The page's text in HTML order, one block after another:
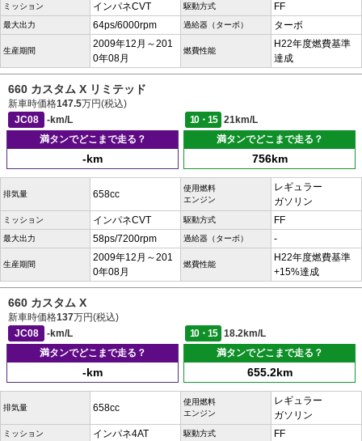
ミッション インパネCVT 駆動方式 FF
最大出力 64ps/6000rpm 過給器（ターボ） ターボ
生産期間
2009年12月～201
0年08月
燃費性能
H22年度燃費基準
達成
660 カスタム X リミテッド
新車時価格147.5万円(税込)
JC08
-km/L 10・15
21km/L
満タンでどこまで走る？
-km
満タンでどこまで走る？
756km
排気量 658cc
使用燃料
エンジン
レギュラー
ガソリン
ミッション インパネCVT 駆動方式 FF
最大出力 58ps/7200rpm 過給器（ターボ） -
生産期間
2009年12月～201
0年08月
燃費性能
H22年度燃費基準
+15%達成
660 カスタム X
新車時価格137万円(税込)
JC08
-km/L 10・15
18.2km/L
満タンでどこまで走る？
-km
満タンでどこまで走る？
655.2km
排気量 658cc
使用燃料
エンジン
レギュラー
ガソリン
ミッション インパネ4AT 駆動方式 FF